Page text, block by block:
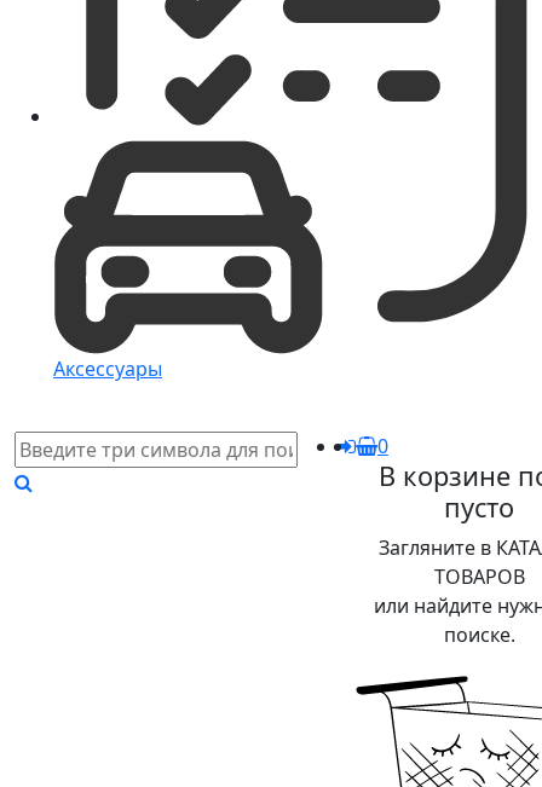
Аксессуары
0
В корзине
пусто
Загляните в
ТОВАРОВ
или найдите
поиске.